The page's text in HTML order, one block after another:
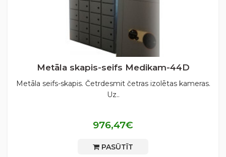
Metāla skapis-seifs Medikam-44D
Metāla seifs-skapis. Četrdesmit četras izolētas kameras.
Uz..
976,47€
PASŪTĪT